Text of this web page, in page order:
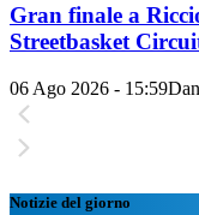
Gran finale a
Streetbasket
06 Ago 2026 - 15:59
Notizie del giorno